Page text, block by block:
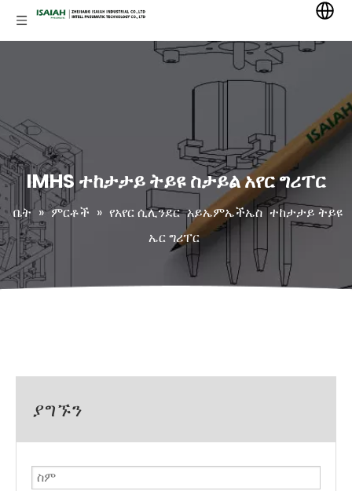
IMHS ተከታታይ ትይዩ ስታይል አየር ግሪፐር
ቤት » ምርቶች » የአየር ሲሊንደር አይኤምኤችኤስ ተከታታይ ትይዩ
ኤር ግሪፐር
ያግኙን